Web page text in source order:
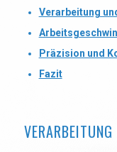
Verarbeitung
Präzision und
Fazit